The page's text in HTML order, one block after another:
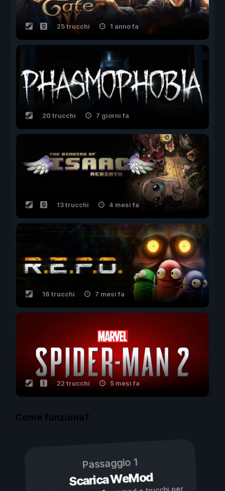
25 trucchi 1 anno fa
20 trucchi 7 giorni fa
13 trucchi 4 mesi fa
16 trucchi 7 mesi fa
22 trucchi 5 mesi fa
Come funziona?
Passaggio 1
Scarica WeMod